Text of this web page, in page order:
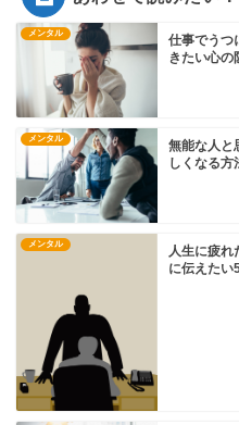
メンタル
仕事でうつ
きたい心の
メンタル
無能な人と
しくなる方
メンタル
人生に疲
に伝えたい